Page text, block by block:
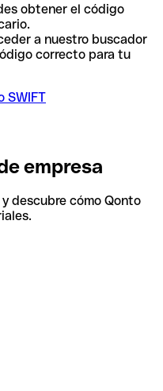
obtener el código
a nuestro buscador
correcto para tu
SWIFT
empresa
descubre cómo Qonto